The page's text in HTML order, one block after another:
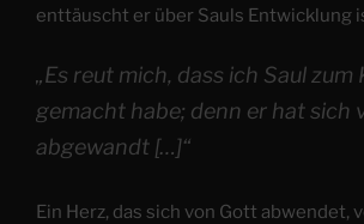
enttäuscht er über Sauls Entwicklung
„Es reut mich, dass ich Saul zum
gemacht habe; denn er hat sich
abgewandt […]“
Ein Herz, das sich von Gott abwendet,